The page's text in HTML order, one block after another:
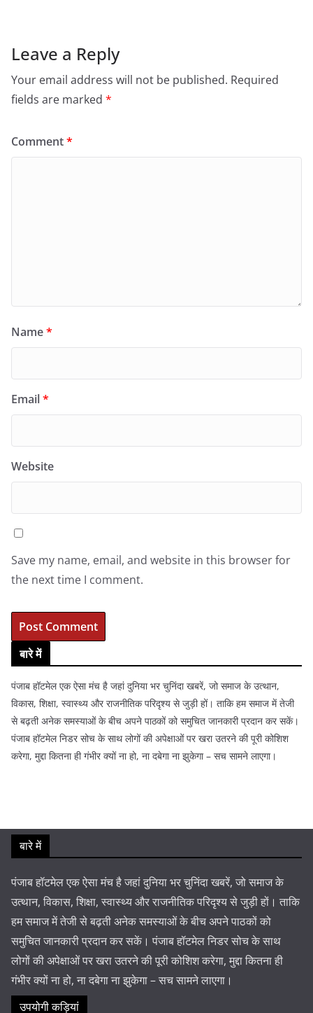
Leave a Reply
Your email address will not be published. Required
fields are marked *
Comment*
Name*
Email*
Website
Save my name, email, and website in this browser for
the next time I comment.
बारे में
पंजाब हॉटमेल एक ऐसा मंच है जहां दुनिया भर चुनिंदा खबरें, जो समाज के उत्थान,
विकास, शिक्षा, स्वास्थ्य और राजनीतिक परिदृश्य से जुड़ी हों। ताकि हम समाज में तेजी
से बढ़ती अनेक समस्याओं के बीच अपने पाठकों को समुचित जानकारी प्रदान कर सकें।
पंजाब हॉटमेल निडर सोच के साथ लोगों की अपेक्षाओं पर खरा उतरने की पूरी कोशिश
करेगा, मुद्दा कितना ही गंभीर क्यों ना हो, ना दबेगा ना झुकेगा – सच सामने लाएगा।
बारे में
पंजाब हॉटमेल एक ऐसा मंच है जहां दुनिया भर चुनिंदा खबरें, जो समाज के
उत्थान, विकास, शिक्षा, स्वास्थ्य और राजनीतिक परिदृश्य से जुड़ी हों। ताकि
हम समाज में तेजी से बढ़ती अनेक समस्याओं के बीच अपने पाठकों को
समुचित जानकारी प्रदान कर सकें। पंजाब हॉटमेल निडर सोच के साथ
लोगों की अपेक्षाओं पर खरा उतरने की पूरी कोशिश करेगा, मुद्दा कितना ही
गंभीर क्यों ना हो, ना दबेगा ना झुकेगा – सच सामने लाएगा।
उपयोगी कड़ियां